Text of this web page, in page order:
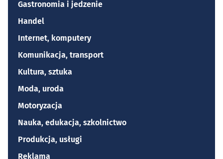
Gastronomia i jedzenie
Handel
Internet, komputery
Komunikacja, transport
Kultura, sztuka
Moda, uroda
Motoryzacja
Nauka, edukacja, szkolnictwo
Produkcja, usługi
Reklama